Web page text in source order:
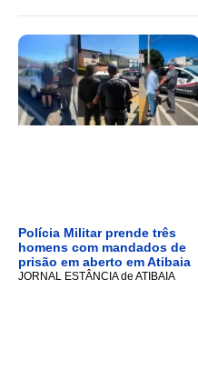
Polícia Militar prende três
homens com mandados de
prisão em aberto em Atibaia
JORNAL ESTÂNCIA de ATIBAIA